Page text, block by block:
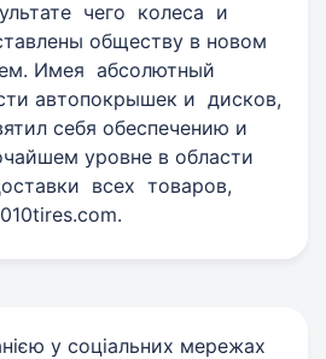
чего колеса и
обществу в новом
Имея абсолютный
автопокрышек и дисков,
себя обеспечению и
уровне в области
всех товаров,
у соціальних мережах